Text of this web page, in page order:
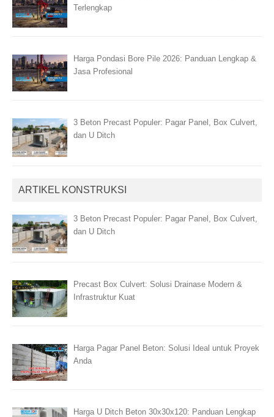
Terlengkap
Harga Pondasi Bore Pile 2026: Panduan Lengkap &
Jasa Profesional
3 Beton Precast Populer: Pagar Panel, Box Culvert,
dan U Ditch
ARTIKEL KONSTRUKSI
3 Beton Precast Populer: Pagar Panel, Box Culvert,
dan U Ditch
Precast Box Culvert: Solusi Drainase Modern &
Infrastruktur Kuat
Harga Pagar Panel Beton: Solusi Ideal untuk Proyek
Anda
Harga U Ditch Beton 30x30x120: Panduan Lengkap